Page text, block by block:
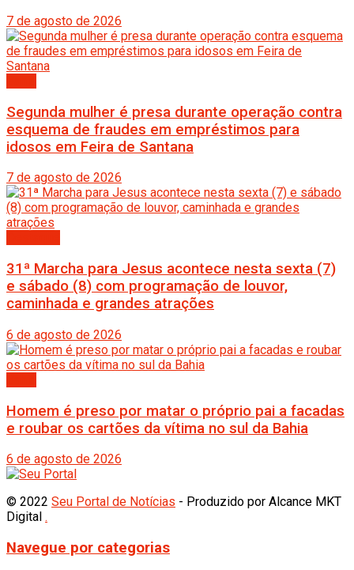
7 de agosto de 2026
Segunda mulher é presa durante operação contra
esquema de fraudes em empréstimos para
idosos em Feira de Santana
7 de agosto de 2026
31ª Marcha para Jesus acontece nesta sexta (7)
e sábado (8) com programação de louvor,
caminhada e grandes atrações
6 de agosto de 2026
Homem é preso por matar o próprio pai a facadas
e roubar os cartões da vítima no sul da Bahia
6 de agosto de 2026
© 2022 Seu Portal de Notícias - Produzido por Alcance MKT
Digital .
Navegue por categorias